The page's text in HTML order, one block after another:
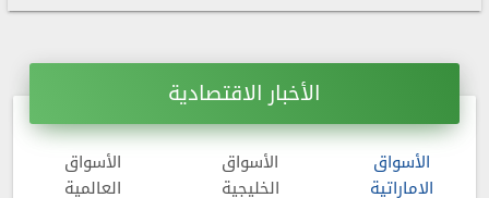
الأخبار الاقتصادية
الأسواق
الاماراتية
الأسواق
الخليجية
الأسواق
العالمية